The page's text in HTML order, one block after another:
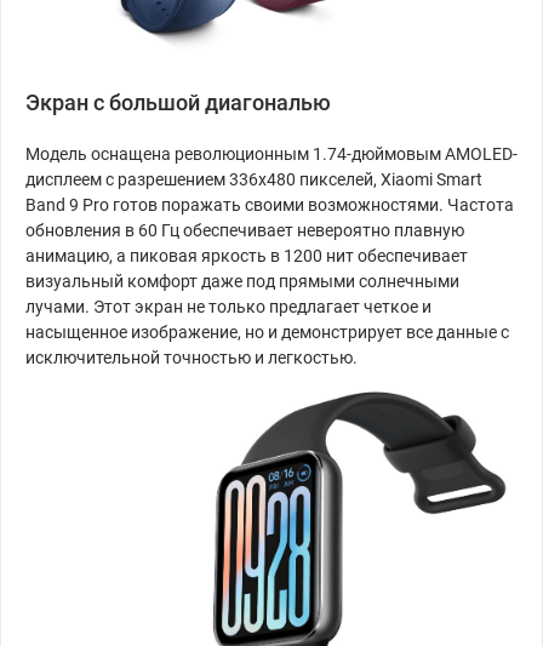
Экран с большой диагональю
Модель оснащена революционным 1.74-дюймовым AMOLED-
дисплеем с разрешением 336x480 пикселей, Xiaomi Smart
Band 9 Pro готов поражать своими возможностями. Частота
обновления в 60 Гц обеспечивает невероятно плавную
анимацию, а пиковая яркость в 1200 нит обеспечивает
визуальный комфорт даже под прямыми солнечными
лучами. Этот экран не только предлагает четкое и
насыщенное изображение, но и демонстрирует все данные с
исключительной точностью и легкостью.